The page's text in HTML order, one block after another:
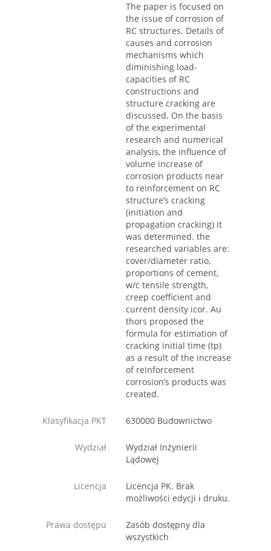
The paper is focused on
the issue of corrosion of
RC structures. Details of
causes and corrosion
mechanisms which
diminishing load-
capacities of RC
constructions and
structure cracking are
discussed. On the basis
of the experimental
research and numerical
analysis, the influence of
volume increase of
corrosion products near
to reinforcement on RC
structure’s cracking
(initiation and
propagation cracking) it
was determined. the
researched variables are:
cover/diameter ratio,
proportions of cement,
w/c tensile strength,
creep coefficient and
current density icor. Au
thors proposed the
formula for estimation of
cracking initial time (tp)
as a result of the increase
of reinforcement
corrosion’s products was
created.
Klasyfikacja PKT 630000 Budownictwo
Wydział
Wydział Inżynierii
Lądowej
Licencja
Licencja PK. Brak
możliwości edycji i druku.
Prawa dostępu
Zasób dostępny dla
wszystkich